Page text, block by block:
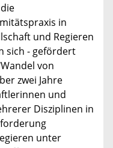
in
und Regieren
sich - gefördert
von
zwei Jahre
und
Disziplinen in
unter